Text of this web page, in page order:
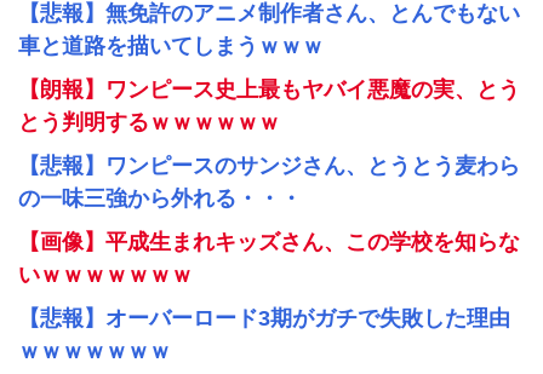
【悲報】無免許のアニメ制作者さん、とんでもない
車と道路を描いてしまうｗｗｗ
【朗報】ワンピース史上最もヤバイ悪魔の実、とう
とう判明するｗｗｗｗｗｗ
【悲報】ワンピースのサンジさん、とうとう麦わら
の一味三強から外れる・・・
【画像】平成生まれキッズさん、この学校を知らな
いｗｗｗｗｗｗｗ
【悲報】オーバーロード3期がガチで失敗した理由
ｗｗｗｗｗｗｗ